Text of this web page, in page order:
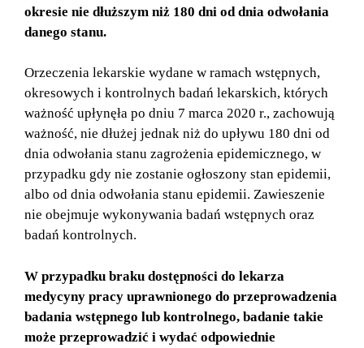
okresie nie dłuższym niż 180 dni od dnia odwołania
danego stanu.
Orzeczenia lekarskie wydane w ramach wstępnych,
okresowych i kontrolnych badań lekarskich, których
ważność upłynęła po dniu 7 marca 2020 r., zachowują
ważność, nie dłużej jednak niż do upływu 180 dni od
dnia odwołania stanu zagrożenia epidemicznego, w
przypadku gdy nie zostanie ogłoszony stan epidemii,
albo od dnia odwołania stanu epidemii. Zawieszenie
nie obejmuje wykonywania badań wstępnych oraz
badań kontrolnych.
W przypadku braku dostępności do lekarza
medycyny pracy uprawnionego do przeprowadzenia
badania wstępnego lub kontrolnego, badanie takie
może przeprowadzić i wydać odpowiednie